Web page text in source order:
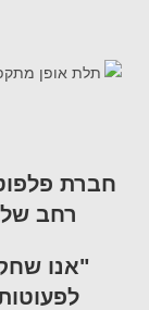
חברת
רחב של
"אנו